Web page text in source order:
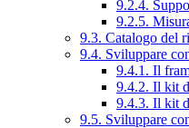
9.2.4.
9.2.5.
9.3. Catalogo del
9.4. Sviluppare
9.4.1. Il
9.4.2. Il kit
9.4.3. Il kit
9.5. Sviluppare